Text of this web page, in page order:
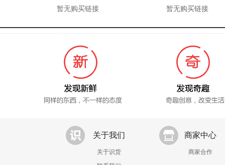
暂无购买链接 暂无购买链接
关于我们
关于识货
商家中心
商家合作